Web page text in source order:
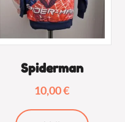
Spiderman
10,00€